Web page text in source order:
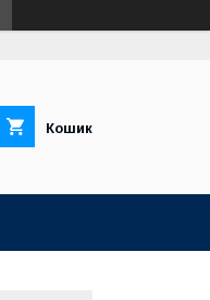
Кошик